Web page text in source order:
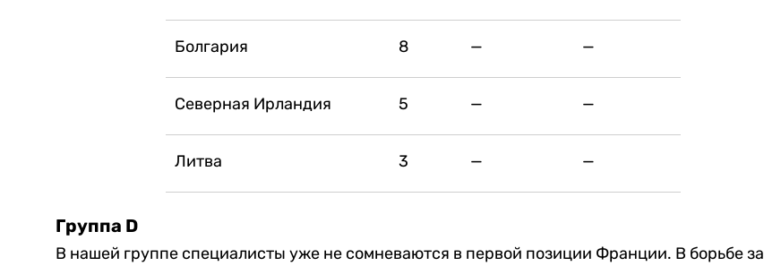
Болгария 8 — —
Северная Ирландия 5 — —
Литва 3 — —
Группа D
В нашей группе специалисты уже не сомневаются в первой позиции Франции. В борьбе за